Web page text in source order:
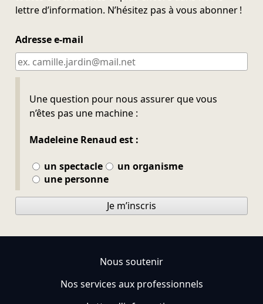
lettre d’information. N’hésitez pas à vous abonner !
Adresse e-mail
Une question pour nous assurer que vous
n’êtes pas une machine :
Madeleine Renaud est :
un spectacle
un organisme
une personne
Ne pas remplir
Je m’inscris
Nous soutenir
Nos services aux professionnels